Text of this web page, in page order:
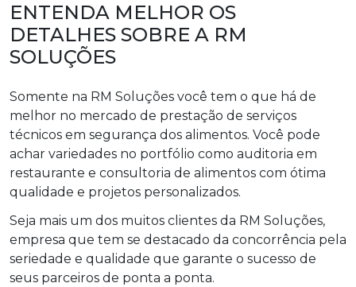
ENTENDA MELHOR OS
DETALHES SOBRE A RM
SOLUÇÕES
Somente na RM Soluções você tem o que há de
melhor no mercado de prestação de serviços
técnicos em segurança dos alimentos. Você pode
achar variedades no portfólio como auditoria em
restaurante e consultoria de alimentos com ótima
qualidade e projetos personalizados.
Seja mais um dos muitos clientes da RM Soluções,
empresa que tem se destacado da concorrência pela
seriedade e qualidade que garante o sucesso de
seus parceiros de ponta a ponta.